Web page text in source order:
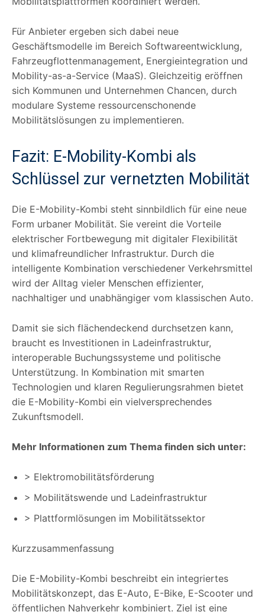
Für Anbieter ergeben sich dabei neue
Geschäftsmodelle im Bereich Softwareentwicklung,
Fahrzeugflottenmanagement, Energieintegration und
Mobility-as-a-Service (MaaS). Gleichzeitig eröffnen
sich Kommunen und Unternehmen Chancen, durch
modulare Systeme ressourcenschonende
Mobilitätslösungen zu implementieren.
Fazit: E-Mobility-Kombi als
Schlüssel zur vernetzten Mobilität
Die E-Mobility-Kombi steht sinnbildlich für eine neue
Form urbaner Mobilität. Sie vereint die Vorteile
elektrischer Fortbewegung mit digitaler Flexibilität
und klimafreundlicher Infrastruktur. Durch die
intelligente Kombination verschiedener Verkehrsmittel
wird der Alltag vieler Menschen effizienter,
nachhaltiger und unabhängiger vom klassischen Auto.
Damit sie sich flächendeckend durchsetzen kann,
braucht es Investitionen in Ladeinfrastruktur,
interoperable Buchungssysteme und politische
Unterstützung. In Kombination mit smarten
Technologien und klaren Regulierungsrahmen bietet
die E-Mobility-Kombi ein vielversprechendes
Zukunftsmodell.
Mehr Informationen zum Thema finden sich unter:
> Elektromobilitätsförderung
> Mobilitätswende und Ladeinfrastruktur
> Plattformlösungen im Mobilitätssektor
Kurzzusammenfassung
Die E-Mobility-Kombi beschreibt ein integriertes
Mobilitätskonzept, das E-Auto, E-Bike, E-Scooter und
öffentlichen Nahverkehr kombiniert. Ziel ist eine